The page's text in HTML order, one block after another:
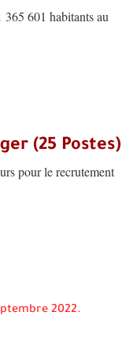
365 601 habitants au
(25 Postes)
pour le recrutement
2022.